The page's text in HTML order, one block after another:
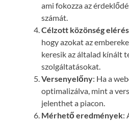
ami fokozza az
számát.
Célzott közönség
hogy azokat az
keresik az általad kínált
szolgáltatásokat.
Versenyelőny: Ha a
optimalizálva, mint a
jelenthet a piacon.
Mérhető eredmények: